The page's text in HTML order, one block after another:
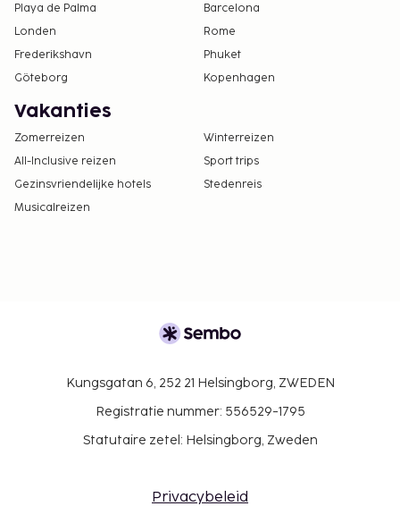
Playa de Palma
Barcelona
Londen
Rome
Frederikshavn
Phuket
Göteborg
Kopenhagen
Vakanties
Zomerreizen
Winterreizen
All-Inclusive reizen
Sport trips
Gezinsvriendelijke hotels
Stedenreis
Musicalreizen
Kungsgatan 6, 252 21 Helsingborg, ZWEDEN
Registratie nummer: 556529-1795
Statutaire zetel: Helsingborg, Zweden
Privacybeleid